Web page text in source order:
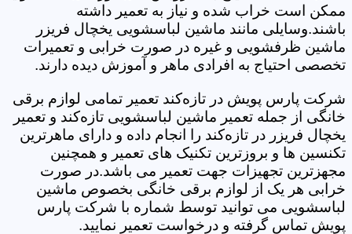
ممکن است خراب شده و نیاز به تعمیر داشته
باشند.وسایلی مانند ماشین لباسشویی یخچال فریزر
ماشین ظرفشویی و غیره در صورت خرابی و تعمیرات
تخصصی احتیاج به افرادی ماهر و آموزش دیده دارند.
شرکت پارس پویش در تازه‌کند تعمیر تمامی لوازم برقی
خانگی از جمله تعمیر ماشین لباسشویی تازه‌کند و تعمیر
یخچال فریزر در تازه‌کند را انجام داده و دارای ماهرترین
تکنسین ها و بروزترین تکنیک های تعمیر و همچنین
مجهزترین تجهیزات جهت تعمیر می باشد.در صورت
خرابی هر یک از لوازم برقی خانگی بخصوص ماشین
لباسشویی می توانید توسط شماره با شرکت پارس
پویش تماس گرفته و درخواست تعمیر نمایید.